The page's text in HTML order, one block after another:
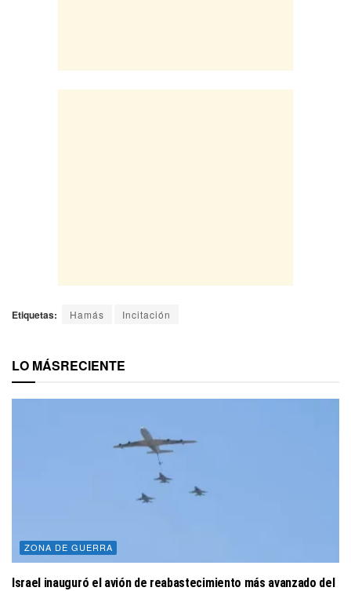
Etiquetas: Hamás Incitación
LO MÁSRECIENTE
ZONA DE GUERRA
Israel inauguró el avión de reabastecimiento más avanzado del